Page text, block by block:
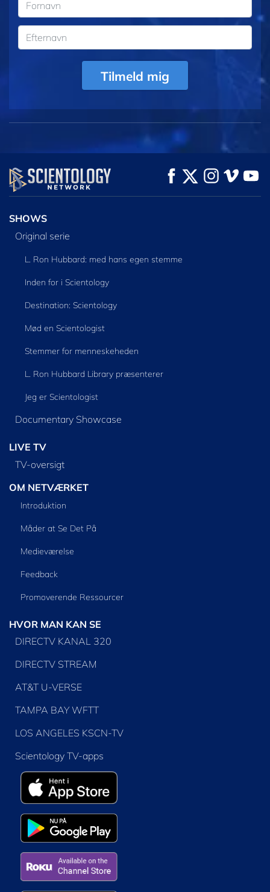
Tilmeld mig
SHOWS
Original serie
L. Ron Hubbard: med hans egen stemme
Inden for i Scientology
Destination: Scientology
Mød en Scientologist
Stemmer for menneskeheden
L. Ron Hubbard Library præsenterer
Jeg er Scientologist
Documentary Showcase
LIVE TV
TV-oversigt
OM NETVÆRKET
Introduktion
Måder at Se Det På
Medieværelse
Feedback
Promoverende Ressourcer
HVOR MAN KAN SE
DIRECTV KANAL 320
DIRECTV STREAM
AT&T U-VERSE
TAMPA BAY WFTT
LOS ANGELES KSCN-TV
Scientology TV-apps